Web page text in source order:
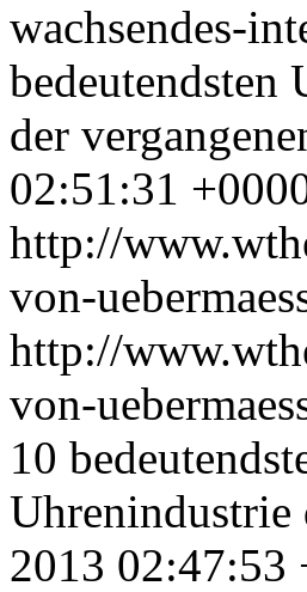
wachsendes-
bedeutendsten
der
02:51:31
http://
von-
http://
von-
10
Uhrenindustrie
2013 02:47:53